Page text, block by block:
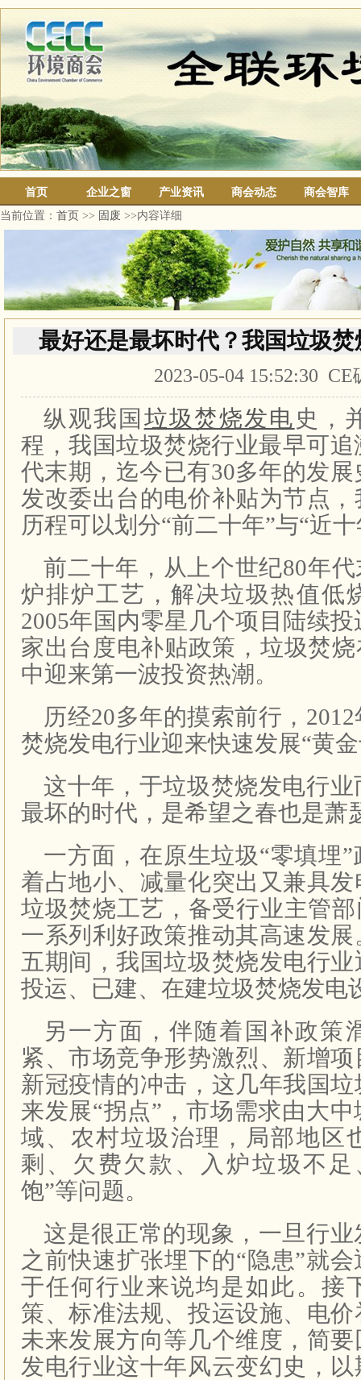
首页 企业之窗 产业资讯 商会动态
商会智库
当前位置： 首页 >> 固废 >>内容详细
最好还是最坏时代？我国垃圾
2023-05-04 15:52:30 CE
纵观我国 垃圾焚烧发电 史，
程，我国垃圾焚烧行业最早可
代末期，迄今已有30多年的发展
发改委出台的电价补贴为节点
历程可以划分“前二十年”与“近
前二十年，从上个世纪80年
炉排炉工艺，解决垃圾热值低
2005年国内零星几个项目陆续
家出台度电补贴政策，垃圾焚
中迎来第一波投资热潮。
历经20多年的摸索前行，
焚烧发电行业迎来快速发展“黄
这十年，于垃圾焚烧发电行
最坏的时代，是希望之春也是萧
一方面，在原生垃圾“零填埋
着占地小、减量化突出又兼具
垃圾焚烧工艺，备受行业主管
一系列利好政策推动其高速发
五期间，我国垃圾焚烧发电行
投运、已建、在建垃圾焚烧发电
另一方面，伴随着国补政策
紧、市场竞争形势激烈、新增
新冠疫情的冲击，这几年我国
来发展“拐点”，市场需求由大
域、农村垃圾治理，局部地区
剩、欠费欠款、入炉垃圾不
饱”等问题。
这是很正常的现象，一旦行
之前快速扩张埋下的“隐患”就
于任何行业来说均是如此。接
策、标准法规、投运设施、电
未来发展方向等几个维度，简
发电行业这十年风云变幻史，